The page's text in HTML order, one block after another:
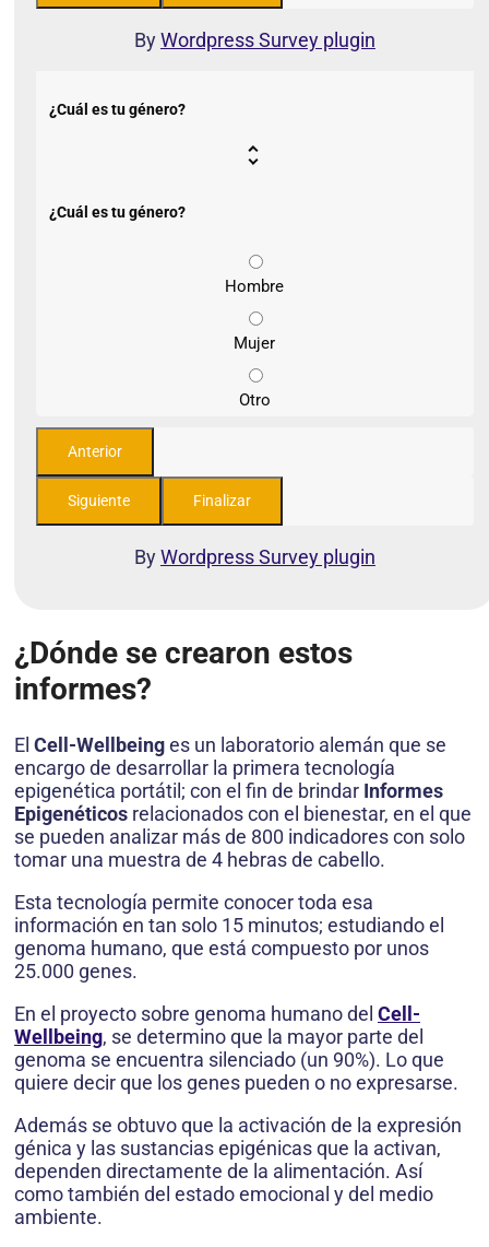
ByWordpress Survey plugin
¿Cuál es tu género?
¿Cuál es tu género?
Hombre
Mujer
Otro
ByWordpress Survey plugin
¿Dónde se crearon estos
informes?
El Cell-Wellbeinges un laboratorio alemán que se
encargo de desarrollar la primera tecnología
epigenética portátil; con el fin de brindar Informes
Epigenéticos relacionados con el bienestar, en el que
se pueden analizar más de 800 indicadores con solo
tomar una muestra de 4 hebras de cabello.
Esta tecnología permite conocer toda esa
información en tan solo 15 minutos; estudiando el
genoma humano, que está compuesto por unos
25.000 genes.
En el proyecto sobre genoma humano del Cell-
Wellbeing, se determino que la mayor parte del
genoma se encuentra silenciado (un 90%). Lo que
quiere decir que los genes pueden o no expresarse.
Además se obtuvo que la activación de la expresión
génica y las sustancias epigénicas que la activan,
dependen directamente de la alimentación. Así
como también del estado emocional y del medio
ambiente.